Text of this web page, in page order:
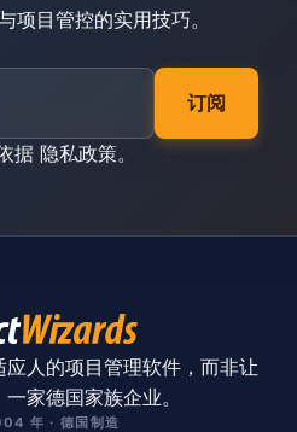
项目管控的实用技巧。
订阅
据 隐私政策。
人的项目管理软件，而非让
家德国家族企业。
年 · 德国制造